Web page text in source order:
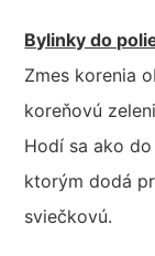
Bylinky do
Zmes korenia
koreňovú
Hodí sa ako
ktorým dodá
sviečkovú.